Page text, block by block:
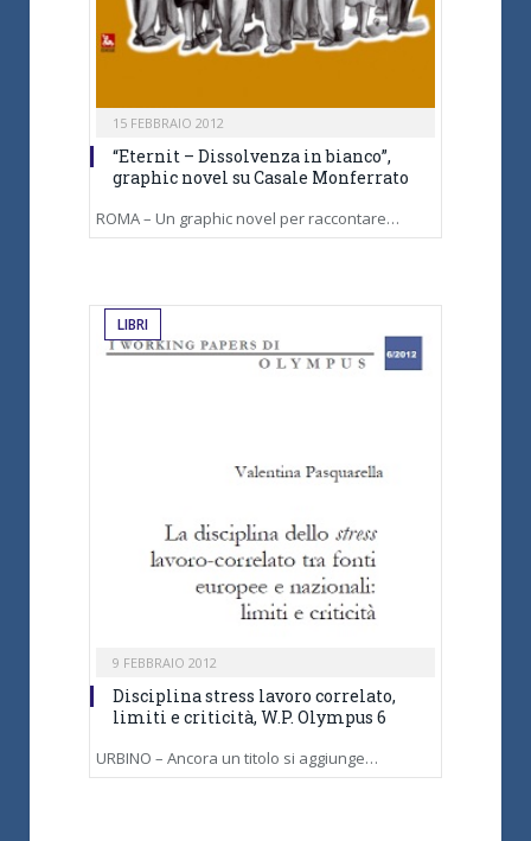
15 FEBBRAIO 2012
“Eternit – Dissolvenza in bianco”,
graphic novel su Casale Monferrato
ROMA – Un graphic novel per raccontare…
LIBRI
9 FEBBRAIO 2012
Disciplina stress lavoro correlato,
limiti e criticità, W.P. Olympus 6
URBINO – Ancora un titolo si aggiunge…